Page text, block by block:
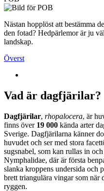
Nästan hopplöst att bestämma
den fotad? Hedpärlemor är ju
landskap.
Överst
Vad är dagfjärilar?
Dagfjärilar, rhopalocera, är
finns över 19 000 kända arter
Sverige. Dagfjärilarna känner
huvudet och ser med stora
sugsnabel, som kan rullas in
Nymphalidae, där är första
slanka kroppens undersida och
brett triangulära vingar som när
ryggen.